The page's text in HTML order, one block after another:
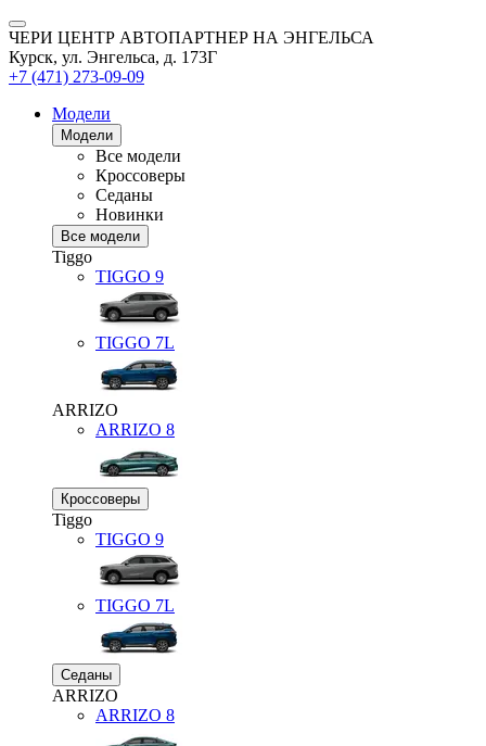
ЧЕРИ ЦЕНТР АВТОПАРТНЕР НА ЭНГЕЛЬСА
Курск, ул. Энгельса, д. 173Г
+7 (471) 273-09-09
Модели
Модели
Все модели
Кроссоверы
Седаны
Новинки
Все модели
Tiggo
TIGGO 9
TIGGO 7L
ARRIZO
ARRIZO 8
Кроссоверы
Tiggo
TIGGO 9
TIGGO 7L
Седаны
ARRIZO
ARRIZO 8